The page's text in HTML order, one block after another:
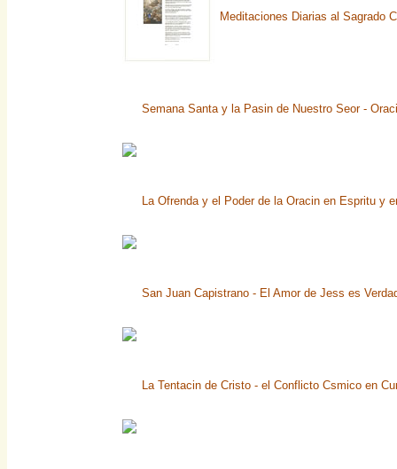
Meditaciones Diarias al Sagrado
Semana Santa y la Pasin de Nuestro Seor -
La Ofrenda y el Poder de la Oracin en Espritu y
San Juan Capistrano - El Amor de Jess es
La Tentacin de Cristo - el Conflicto Csmico en